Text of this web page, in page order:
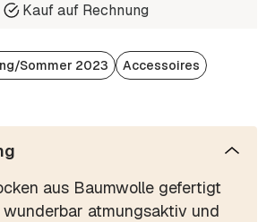
Kauf auf Rechnung
Sommer 2023
Accessoires
aus Baumwolle gefertigt
wunderbar atmungsaktiv und